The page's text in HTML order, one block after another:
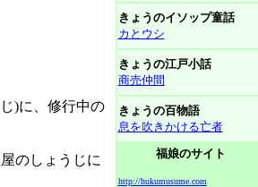
)に、修行中の
のしょうじに
きょうのイソップ童話
カとウシ
きょうの江戸小話
商売仲間
きょうの百物語
息を吹きかける亡者
福娘のサイト
http://hukumusume.com